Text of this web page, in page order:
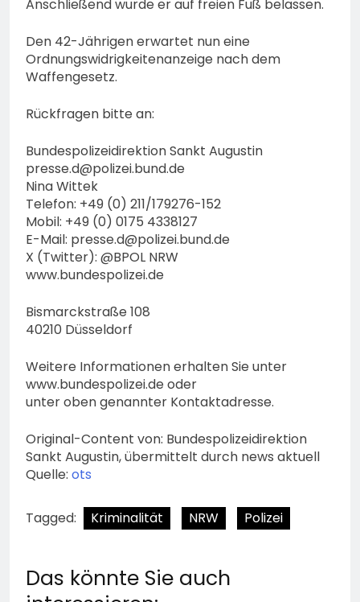
Anschließend wurde er auf freien Fuß belassen.
Den 42-Jährigen erwartet nun eine
Ordnungswidrigkeitenanzeige nach dem
Waffengesetz.
Rückfragen bitte an:
Bundespolizeidirektion Sankt Augustin
presse.d@polizei.bund.de
Nina Wittek
Telefon: +49 (0) 211/179276-152
Mobil: +49 (0) 0175 4338127
E-Mail: presse.d@polizei.bund.de
X (Twitter): @BPOL NRW
www.bundespolizei.de
Bismarckstraße 108
40210 Düsseldorf
Weitere Informationen erhalten Sie unter
www.bundespolizei.de oder
unter oben genannter Kontaktadresse.
Original-Content von: Bundespolizeidirektion
Sankt Augustin, übermittelt durch news aktuell
Quelle: ots
Tagged: Kriminalität NRW Polizei
Das könnte Sie auch